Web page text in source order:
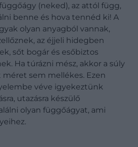
(neked), az attól függ,
benne és hova tennéd ki! A
olyan anyagból vannak,
az éjjeli hidegben
sőt bogár és esőbiztos
Ha túrázni mész, akkor a súly
méret sem mellékes. Ezen
véve igyekeztünk
utazásra készülő
olyan függőágyat, ami